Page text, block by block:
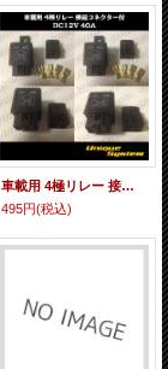
車載用 4極リレー 接続コネクター・端子付 DC12V 40A
495円(税込)